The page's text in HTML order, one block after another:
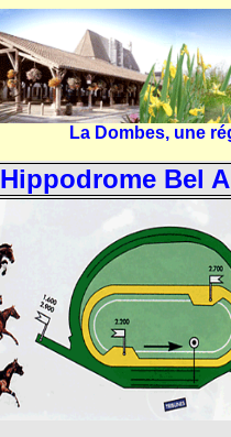
La Dombes, une
Hippodrome Bel